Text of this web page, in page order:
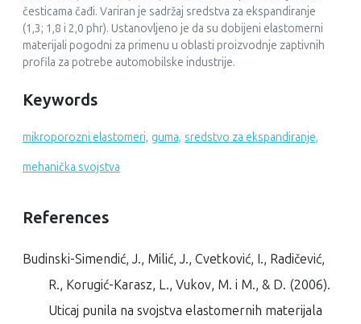
česticama čađi. Variran je sadržaj sredstva za ekspandiranje
(1,3; 1,8 i 2,0 phr). Ustanovljeno je da su dobijeni elastomerni
materijali pogodni za primenu u oblasti proizvodnje zaptivnih
profila za potrebe automobilske industrije.
Keywords
mikroporozni elastomeri, guma, sredstvo za ekspandiranje,
mehanička svojstva
References
Budinski-Simendić, J., Milić, J., Cvetković, I., Radičević,
R., Korugić-Karasz, L., Vukov, M. i M., & D. (2006).
Uticaj punila na svojstva elastomernih materijala